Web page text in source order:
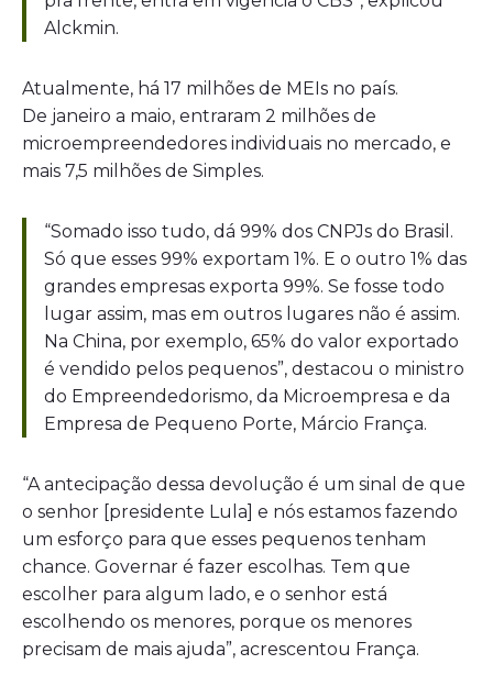
Alckmin.
Atualmente, há 17 milhões de MEIs no país.
De janeiro a maio, entraram 2 milhões de
microempreendedores individuais no mercado, e
mais 7,5 milhões de Simples.
“Somado isso tudo, dá 99% dos CNPJs do Brasil.
Só que esses 99% exportam 1%. E o outro 1% das
grandes empresas exporta 99%. Se fosse todo
lugar assim, mas em outros lugares não é assim.
Na China, por exemplo, 65% do valor exportado
é vendido pelos pequenos”, destacou o ministro
do Empreendedorismo, da Microempresa e da
Empresa de Pequeno Porte, Márcio França.
“A antecipação dessa devolução é um sinal de que
o senhor [presidente Lula] e nós estamos fazendo
um esforço para que esses pequenos tenham
chance. Governar é fazer escolhas. Tem que
escolher para algum lado, e o senhor está
escolhendo os menores, porque os menores
precisam de mais ajuda”, acrescentou França.